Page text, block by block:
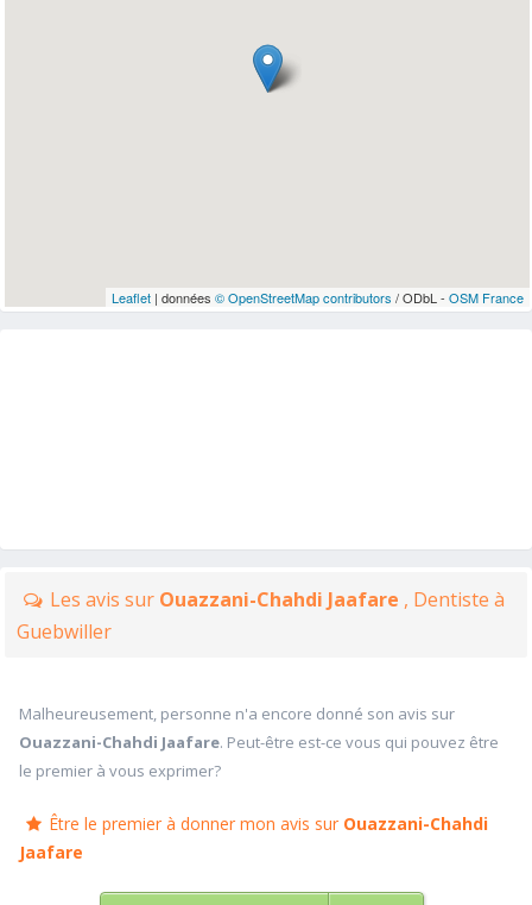
Leaflet| données © OpenStreetMap contributors / ODbL - OSM France
Les avis sur Ouazzani-Chahdi Jaafare , Dentiste à
Guebwiller
Malheureusement, personne n'a encore donné son avis sur
Ouazzani-Chahdi Jaafare. Peut-être est-ce vous qui pouvez être
le premier à vous exprimer?
Être le premier à donner mon avis sur Ouazzani-Chahdi
Jaafare